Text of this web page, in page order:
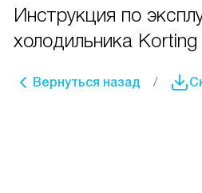
Инструкция по
холодильника
Вернуться назад